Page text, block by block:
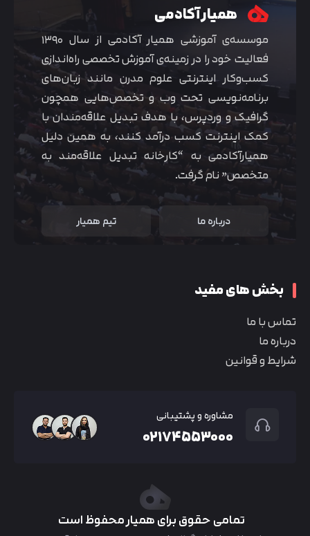
همیار آکادمی
موسسه‌ی آموزشی همیار آکادمی از سال ۱۳۹۰
فعالیت خود را در زمینه‌ی آموزش تخصصی راه‌اندازی
کسب‌و‌کار اینترنتی علوم مدرن مانند زبان‌های
برنامه‌نویسی تحت وب و تخصص‌هایی همچون
گرافیک و وردپرس، با هدف تبدیل علاقه‌مندان با
کمک اینترنت کسب درآمد کنند، به همین دلیل
همیارآکادمی به “کارخانه تبدیل علاقه‌مند به
متخصص” نام گرفت.
درباره ما تیم همیار
بخش های مفید
تماس با ما
درباره ما
شرایط و قوانین
مشاوره و پشتیبانی
۰۲۱۷۴۵۵۳۰۰۰
تمامی حقوق برای همیار محفوظ است
متوجه شدم